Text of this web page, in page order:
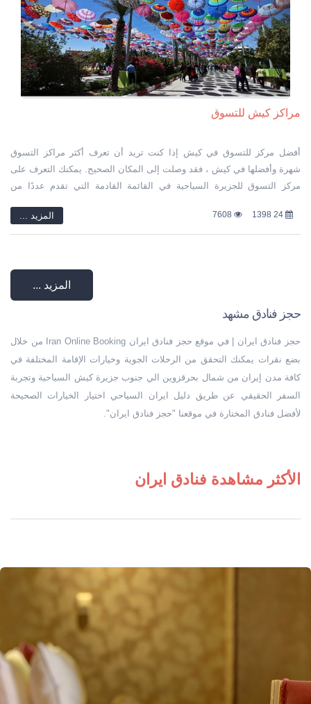
مراكز كيش للتسوق
أفضل مركز للتسوق في كيش إذا كنت تريد أن تعرف أكثر مراكز التسوق
شهرة وأفضلها في كيش ، فقد وصلت إلى المكان الصحيح. يمكنك التعرف على
مركز التسوق للجزيرة السياحية في القائمة القادمة التي تقدم عددًا من
المزید ...
المزید ...
حجز فنادق مشهد
حجز فنادق ایران | في موقع حجز فنادق ايران Iran Online Booking من خلال
بضع نقرات يمكنك التحقق من الرحلات الجوية وخيارات الإقامة المختلفة في
كافة مدن إيران من شمال بحر‌قزوين الي جنوب جزيرة كيش السياحية وتجربة
السفر الحقيقي عن طريق دليل ايران السياحي اختيار الخيارات الصحيحة
لأفضل فنادق المختارة في موقعنا "حجز فنادق ايران".
الأكثر مشاهدة فنادق ايران